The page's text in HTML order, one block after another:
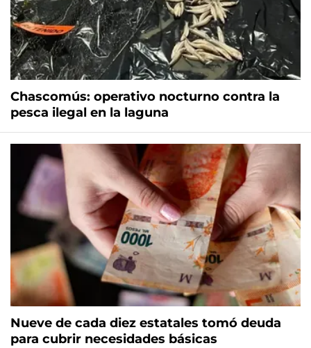
Chascomús: operativo nocturno contra la
pesca ilegal en la laguna
Nueve de cada diez estatales tomó deuda
para cubrir necesidades básicas